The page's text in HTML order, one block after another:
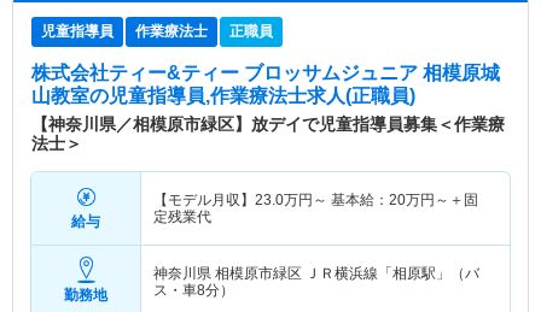
児童指導員 作業療法士 正職員
株式会社ティー&ティー ブロッサムジュニア 相模原城
山教室の児童指導員,作業療法士求人(正職員)
【神奈川県／相模原市緑区】放デイで児童指導員募集＜作業療
法士＞
給与
【モデル月収】 23.0万円～ 基本給： 20万円～ ＋固
定残業代
勤務地
神奈川県 相模原市緑区 ＪＲ横浜線「相原駅」（バ
ス・車8分）